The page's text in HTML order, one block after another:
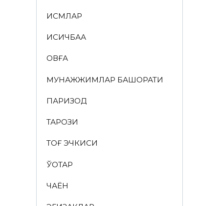
ИСМЛАР
ҚИСҚИЧБАҚА
ҚОВҒА
МУНАЖЖИМЛАР БАШОРАТИ
ПАРИЗОД
ТАРОЗИ
ТОҒ ЭЧКИСИ
ЎҚОТАР
ЧАЁН